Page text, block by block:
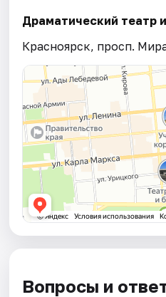
Драматический театр
Красноярск, просп.
Вопросы и